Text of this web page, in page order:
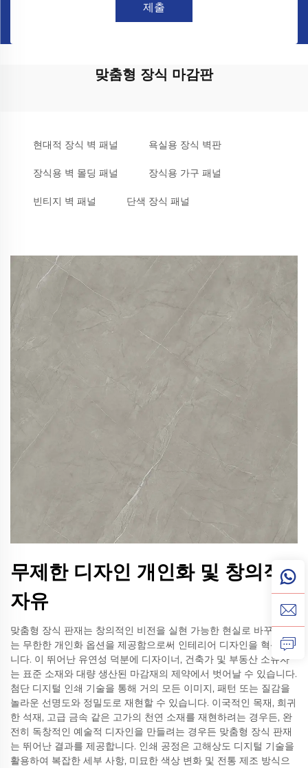
제출
맞춤형 장식 마감판
현대적 장식 벽 패널 욕실용 장식 벽판
장식용 벽 몰딩 패널 장식용 가구 패널
빈티지 벽 패널 단색 장식 패널
무제한 디자인 개인화 및 창의적
자유
맞춤형 장식 판재는 창의적인 비전을 실현 가능한 현실로 바꾸어 주
는 무한한 개인화 옵션을 제공함으로써 인테리어 디자인을 혁신합
니다. 이 뛰어난 유연성 덕분에 디자이너, 건축가 및 부동산 소유자
는 표준 소재와 대량 생산된 마감재의 제약에서 벗어날 수 있습니다.
첨단 디지털 인쇄 기술을 통해 거의 모든 이미지, 패턴 또는 질감을
놀라운 선명도와 정밀도로 재현할 수 있습니다. 이국적인 목재, 희귀
한 석재, 고급 금속 같은 고가의 천연 소재를 재현하려는 경우든, 완
전히 독창적인 예술적 디자인을 만들려는 경우든 맞춤형 장식 판재
는 뛰어난 결과를 제공합니다. 인쇄 공정은 고해상도 디지털 기술을
활용하여 복잡한 세부 사항, 미묘한 색상 변화 및 전통 제조 방식으